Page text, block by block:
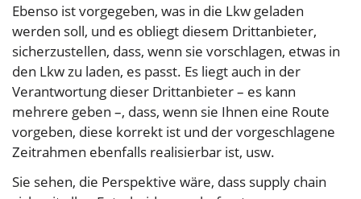
Ebenso ist vorgegeben, was in die Lkw geladen
werden soll, und es obliegt diesem Drittanbieter,
sicherzustellen, dass, wenn sie vorschlagen, etwas in
den Lkw zu laden, es passt. Es liegt auch in der
Verantwortung dieser Drittanbieter – es kann
mehrere geben –, dass, wenn sie Ihnen eine Route
vorgeben, diese korrekt ist und der vorgeschlagene
Zeitrahmen ebenfalls realisierbar ist, usw.
Sie sehen, die Perspektive wäre, dass supply chain